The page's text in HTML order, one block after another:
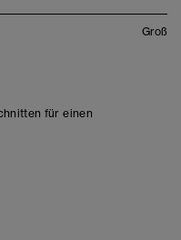
Groß
für einen